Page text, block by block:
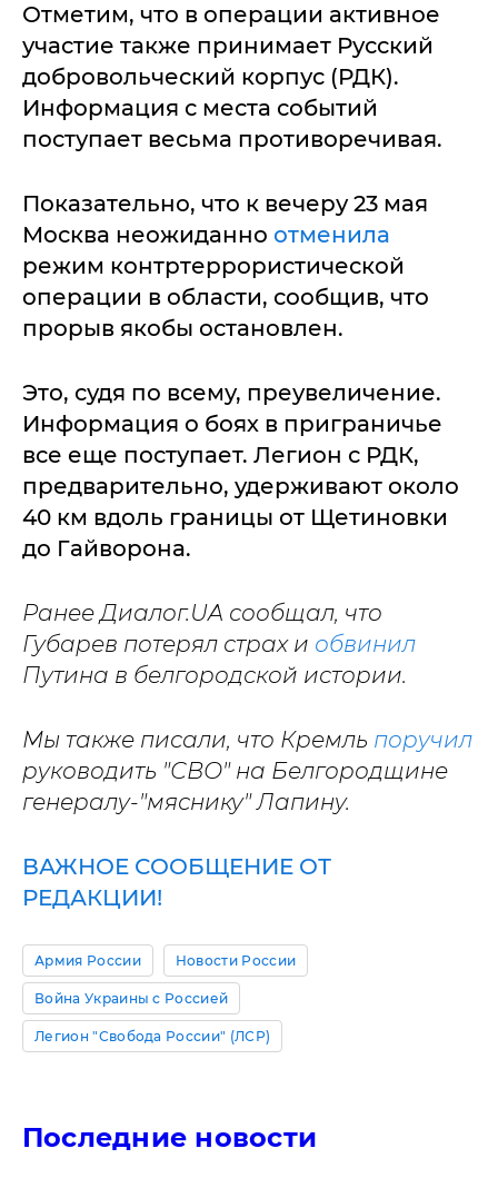
Отметим, что в операции активное
участие также принимает Русский
добровольческий корпус (РДК).
Информация с места событий
поступает весьма противоречивая.
Показательно, что к вечеру 23 мая
Москва неожиданно отменила
режим контртеррористической
операции в области, сообщив, что
прорыв якобы остановлен.
Это, судя по всему, преувеличение.
Информация о боях в приграничье
все еще поступает. Легион с РДК,
предварительно, удерживают около
40 км вдоль границы от Щетиновки
до Гайворона.
Ранее Диалог.UA сообщал, что
Губарев потерял страх и обвинил
Путина в белгородской истории.
Мы также писали, что Кремль поручил
руководить "СВО" на Белгородщине
генералу-"мяснику" Лапину.
ВАЖНОЕ СООБЩЕНИЕ ОТ
РЕДАКЦИИ!
Армия России Новости России
Война Украины с Россией
Легион "Свобода России" (ЛСР)
Последние новости